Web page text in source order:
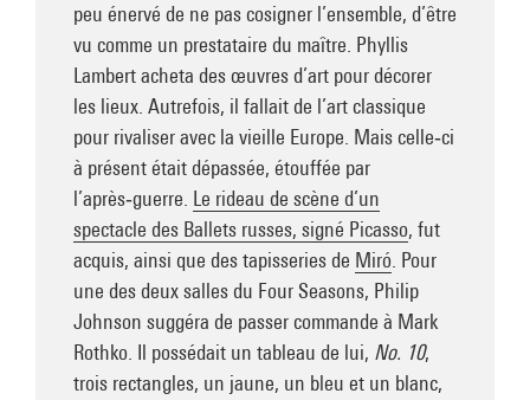
peu énervé de ne pas cosigner l’ensemble, d’être
vu comme un prestataire du maître. Phyllis
Lambert acheta des œuvres d’art pour décorer
les lieux. Autrefois, il fallait de l’art classique
pour rivaliser avec la vieille Europe. Mais celle‑ci
à présent était dépassée, étouffée par
l’après‑guerre. Le rideau de scène d’un
spectacle des Ballets russes, signé Picasso, fut
acquis, ainsi que des tapisseries de Miró . Pour
une des deux salles du Four Seasons, Philip
Johnson suggéra de passer commande à Mark
Rothko. Il possédait un tableau de lui, No. 10,
trois rectangles, un jaune, un bleu et un blanc,